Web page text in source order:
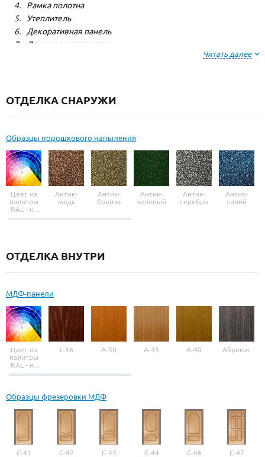
Рамка полотна
Утеплитель
Декоративная панель
Лонжерон жесткости
Читать далее
ОТДЕЛКА СНАРУЖИ
Образцы порошкового напыления
Цвет из
палитры
RAL - на
выбор
Антик-
медь
Антик-
бронза
Антик-
зеленый
Антик-
серебро
Антик-
синий
ОТДЕЛКА ВНУТРИ
МДФ-панели
Цвет из
палитры
RAL - на
выбор
L-36 A-30 A-35 A-40 Абрикос
Образцы фрезеровки МДФ
С-41 С-42 С-43 С-44 С-46 С-47